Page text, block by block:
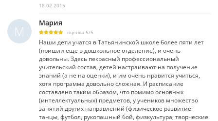
18.02.2015
М
Мария
оценка 5/5
Наши дети учатся в Татьянинской школе более пяти лет
(пришли еще в дошкольное отделение), и очень
довольны. Здесь пекрасный профессиональный
учительский состав, детей настраивают на получение
знаний (а не на оценки), и им очень нравится учиться,
хотя программа довольно сложная. И расписание
составлено таким образом, что помимо основных
(интеллектуальных) предметов, у учеников множество
занятий других направлений (физическое развитие:
танцы, футбол, рукопашный бой, физкультура; творческие